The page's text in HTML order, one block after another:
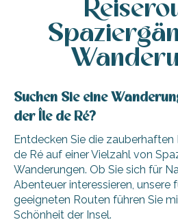
Suchen Sie eine
der Île de Ré?
Entdecken Sie die
de Ré auf einer Vielzahl von
Wanderungen. Ob Sie sich für
Abenteuer interessieren, unsere
geeigneten Routen führen Sie
Schönheit der Insel.